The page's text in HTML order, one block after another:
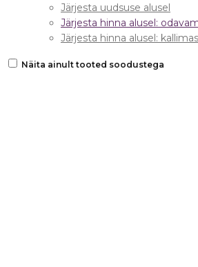
Järjesta uudsuse alusel
Järjesta hinna alusel:
Järjesta hinna alusel:
Näita ainult tooted soodustega